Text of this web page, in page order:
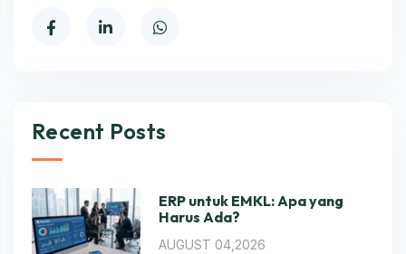
Recent Posts
ERP untuk EMKL: Apa yang
Harus Ada?
AUGUST 04,2026